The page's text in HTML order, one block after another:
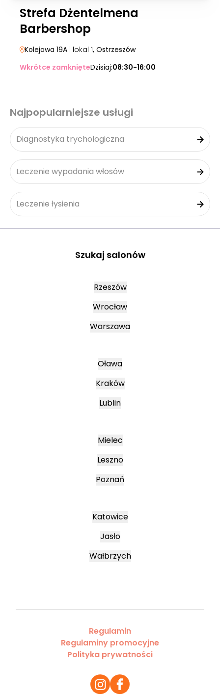
Strefa Dżentelmena
Barbershop
Kolejowa 19A | lokal 1, Ostrzeszów
Wkrótce zamknięteDzisiaj:08:30-16:00
Najpopularniejsze usługi
Diagnostyka trychologiczna
Leczenie wypadania włosów
Leczenie łysienia
Szukaj salonów
Rzeszów
Wrocław
Warszawa
Oława
Kraków
Lublin
Mielec
Leszno
Poznań
Katowice
Jasło
Wałbrzych
Regulamin
Regulaminy promocyjne
Polityka prywatności